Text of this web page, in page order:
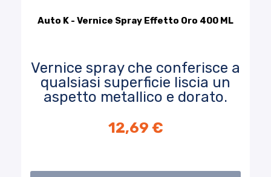
Auto K - Vernice Spray Effetto Oro 400 ML
Vernice spray che conferisce a
qualsiasi superficie liscia un
aspetto metallico e dorato.
12,69 €